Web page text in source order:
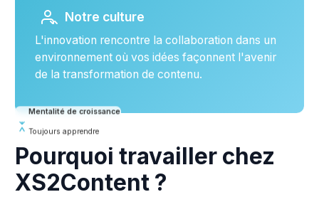
Notre culture
L'innovation rencontre la collaboration dans un
environnement où vos idées façonnent l'avenir
de la transformation de contenu.
Mentalité de croissance
Toujours apprendre
Pourquoi travailler chez
XS2Content ?